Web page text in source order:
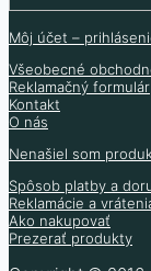
Skladom
Skladom
Môj účet –
Všeobecné
Reklamačný formulár
Kontakt
O nás
Nenašiel som
Spôsob platby a
Reklamácie a
Ako nakupovať
Prezerať produkty